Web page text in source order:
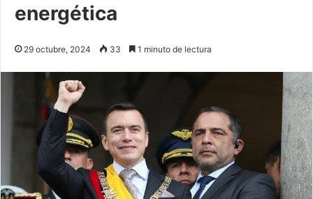
energética
29 octubre, 2024 33 1 minuto de lectura